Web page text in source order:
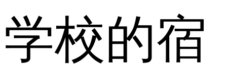
学校的宿